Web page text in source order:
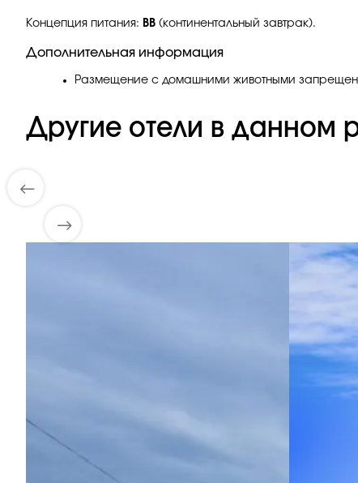
Концепция питания: BB (континентальный завтрак).
Дополнительная информация
Размещение с домашними животными
Другие отели в данном